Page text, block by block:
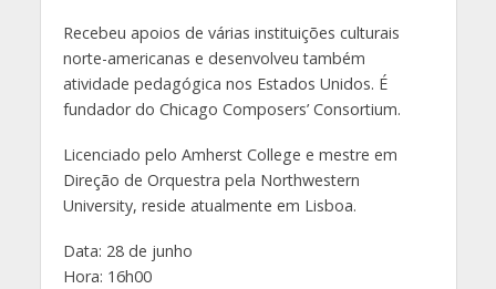
Recebeu apoios de várias instituições culturais
norte-americanas e desenvolveu também
atividade pedagógica nos Estados Unidos. É
fundador do Chicago Composers’ Consortium.
Licenciado pelo Amherst College e mestre em
Direção de Orquestra pela Northwestern
University, reside atualmente em Lisboa.
Data: 28 de junho
Hora: 16h00